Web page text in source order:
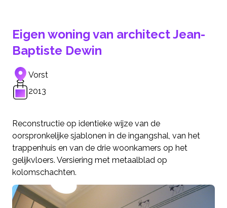
Eigen woning van architect Jean-
Baptiste Dewin
Vorst
2013
Reconstructie op identieke wijze van de
oorspronkelijke sjablonen in de ingangshal, van het
trappenhuis en van de drie woonkamers op het
gelijkvloers. Versiering met metaalblad op
kolomschachten.